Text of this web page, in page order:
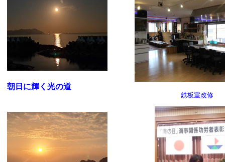
朝日に輝く光の道
鉄板室改修